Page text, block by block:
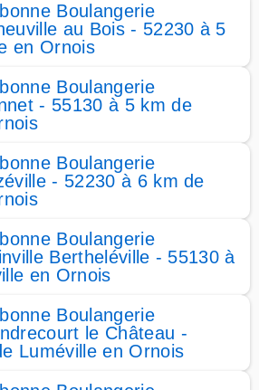
Boulangerie
au Bois - 52230 à 5
en Ornois
Boulangerie
- 55130 à 5 km de
Boulangerie
- 52230 à 6 km de
Boulangerie
Bertheléville - 55130 à
en Ornois
Boulangerie
le Château -
Luméville en Ornois